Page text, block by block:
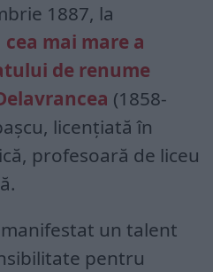
1887, la
mai mare a
de renume
(1858-
licenţiată în
profesoară de liceu
un talent
pentru